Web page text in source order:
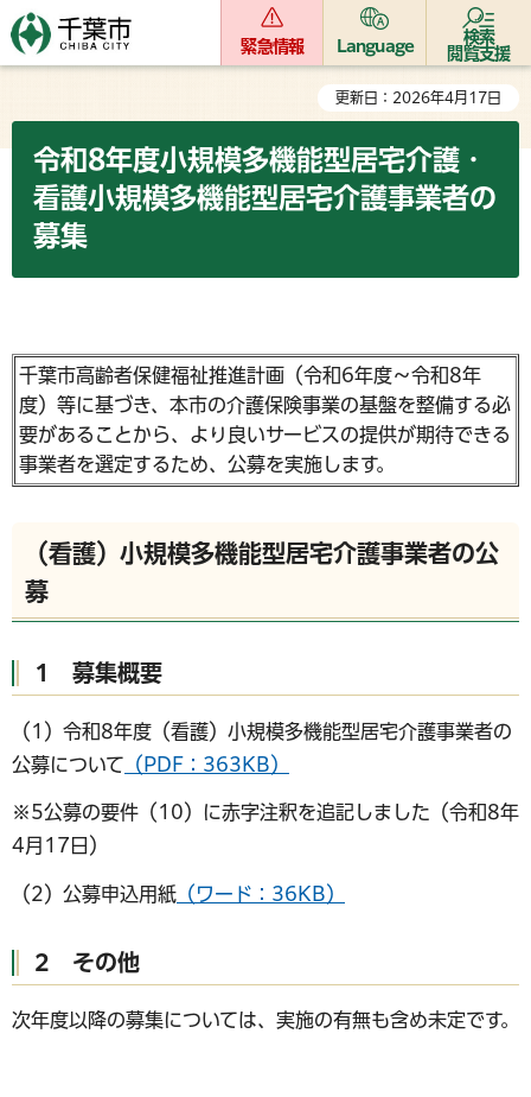
緊急情報 Language
検索
閲覧支援
更新日：2026年4月17日
令和8年度小規模多機能型居宅介護・
看護小規模多機能型居宅介護事業者の
募集
千葉市高齢者保健福祉推進計画（令和6年度～令和8年
度）等に基づき、本市の介護保険事業の基盤を整備する必
要があることから、より良いサービスの提供が期待できる
事業者を選定するため、公募を実施します。
（看護）小規模多機能型居宅介護事業者の公
募
1 募集概要
（1）令和8年度（看護）小規模多機能型居宅介護事業者の
公募について （PDF：363KB）
※5公募の要件（10）に赤字注釈を追記しました（令和8年
4月17日）
（2）公募申込用紙 （ワード：36KB）
2 その他
次年度以降の募集については、実施の有無も含め未定です。